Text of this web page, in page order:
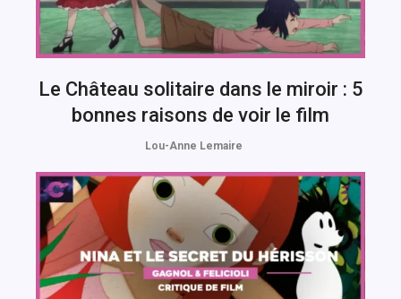
Le Château solitaire dans le miroir : 5
bonnes raisons de voir le film
Lou-Anne Lemaire